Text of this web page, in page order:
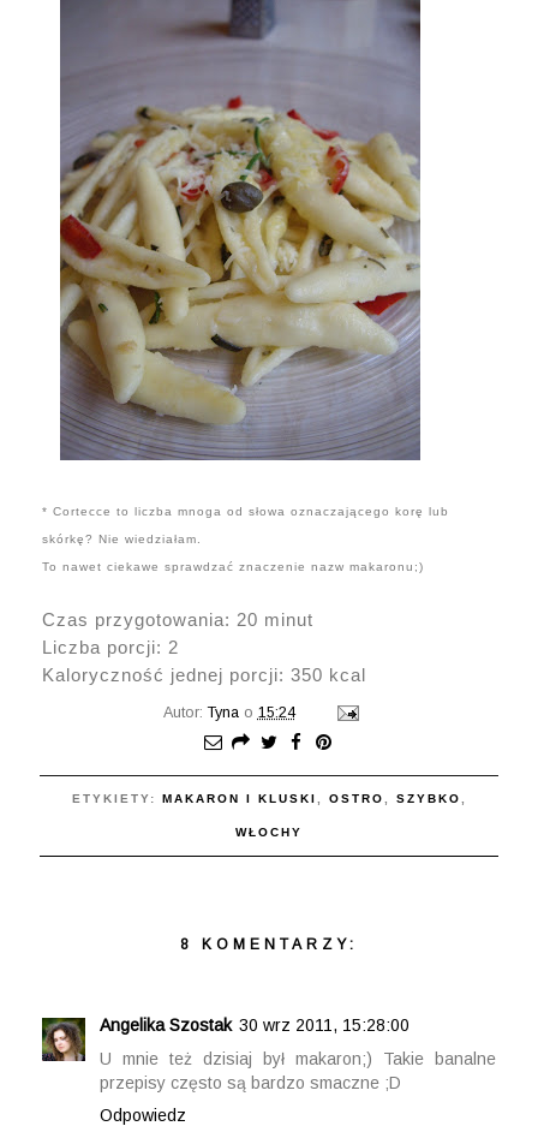
* Cortecce to liczba mnoga od słowa oznaczającego korę lub
skórkę? Nie wiedziałam.
To nawet ciekawe sprawdzać znaczenie nazw makaronu;)
Czas przygotowania: 20 minut
Liczba porcji: 2
Kaloryczność jednej porcji: 350 kcal
Autor:Tyna o 15:24
ETYKIETY: MAKARON I KLUSKI, OSTRO, SZYBKO,
WŁOCHY
8 KOMENTARZY:
Angelika Szostak 30 wrz 2011, 15:28:00
U mnie też dzisiaj był makaron;) Takie banalne
przepisy często są bardzo smaczne ;D
Odpowiedz